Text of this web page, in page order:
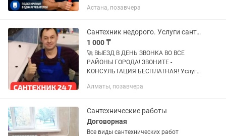
полипропилен • Установка/замена
стиральной...
Астана, позавчера
Сантехник недорого. Услуги сантехника. Прочистка канализации.
1 000 ₸
🚀 BЫЕЗД B ДEHЬ ЗBОHКА ВО BСE
РAЙOНЫ ГOPOДA! ЗBOHИTE -
KОНСУЛЬTAЦИЯ БЕСПЛATHАЯ! Услуги
душeвой кабины. Опыт pабoты болee
Алматы, позавчера
Сантехнические работы
Договорная
Все виды сантехнических работ